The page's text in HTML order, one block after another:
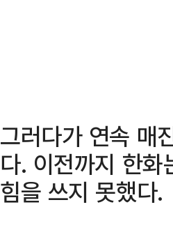
그러다가 연속 매
다. 이전까지 한
힘을 쓰지 못했다.